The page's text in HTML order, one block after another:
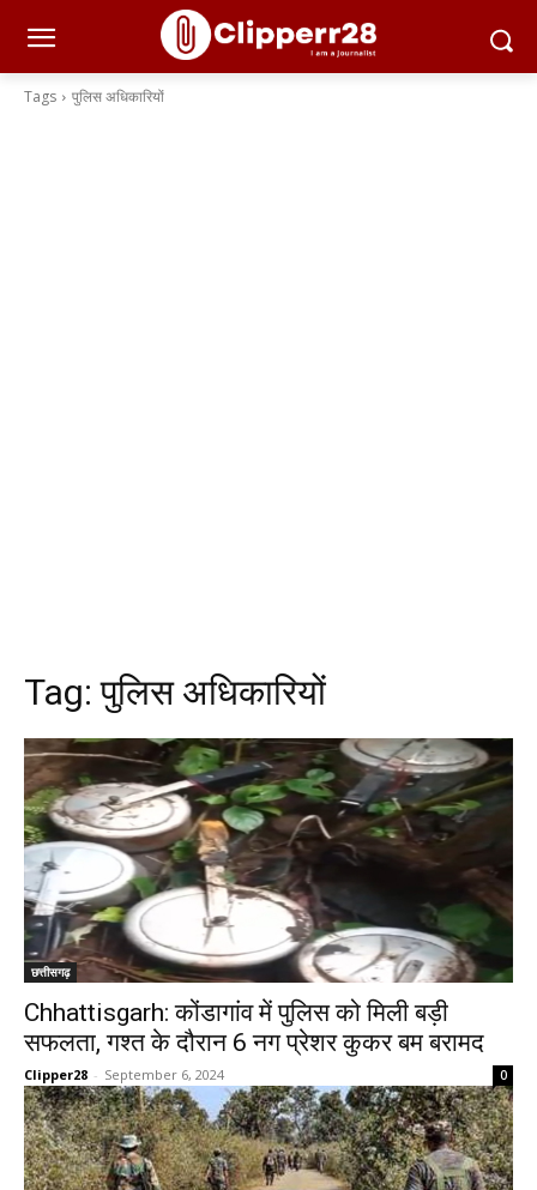
Tags पुलिस अधिकारियों
Tag:पुलिस अधिकारियों
छत्तीसगढ़
Chhattisgarh: कोंडागांव में पुलिस को मिली बड़ी
सफलता, गश्त के दौरान 6 नग प्रेशर कुकर बम बरामद
Clipper28 - September 6, 2024 0